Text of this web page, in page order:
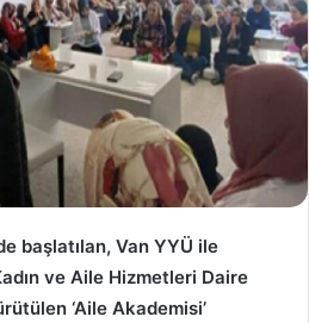
başlatılan, Van YYÜ ile
ve Aile Hizmetleri Daire
‘Aile Akademisi’